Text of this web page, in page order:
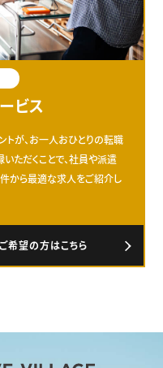
ビス
トが、お一人おひとりの転職
ただくことで、社員や派遣
から最適な求人をご紹介し
希望の方はこちら